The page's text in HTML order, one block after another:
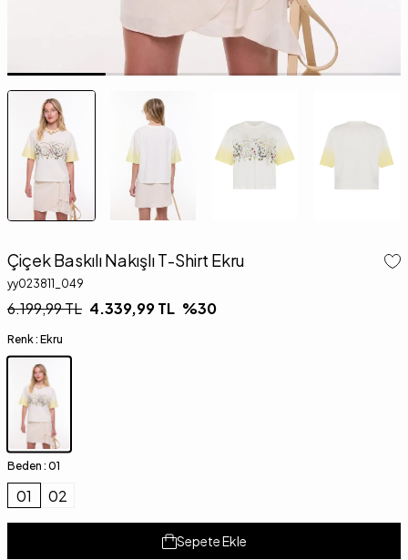
Çiçek Baskılı Nakışlı T-Shirt Ekru
yy023811_049
6.199,99TL 4.339,99TL %30
Renk : Ekru
Beden : 01
01 02
Sepete Ekle